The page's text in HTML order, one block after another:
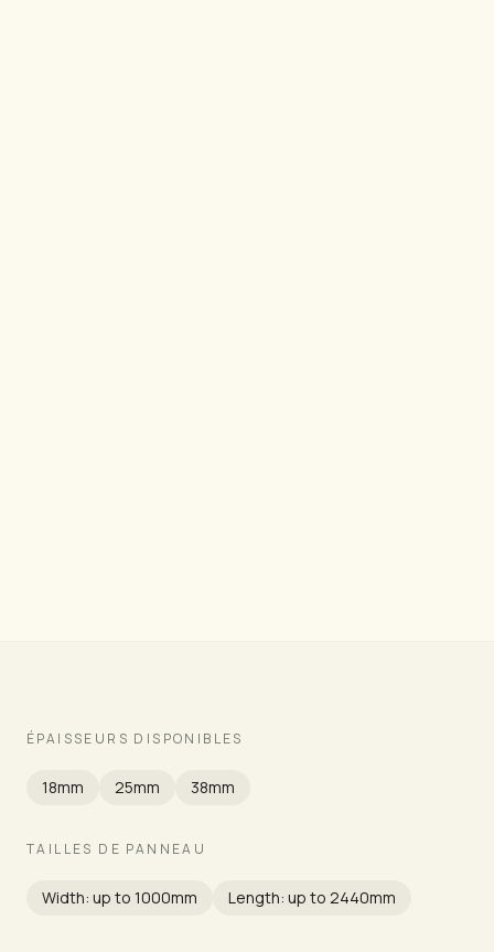
ÉPAISSEURS DISPONIBLES
18mm 25mm 38mm
TAILLES DE PANNEAU
Width: up to 1000mm Length: up to 2440mm